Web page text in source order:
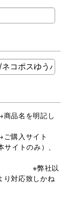
品名を明記し
イト
イトのみ）、
以
り対応致しかね